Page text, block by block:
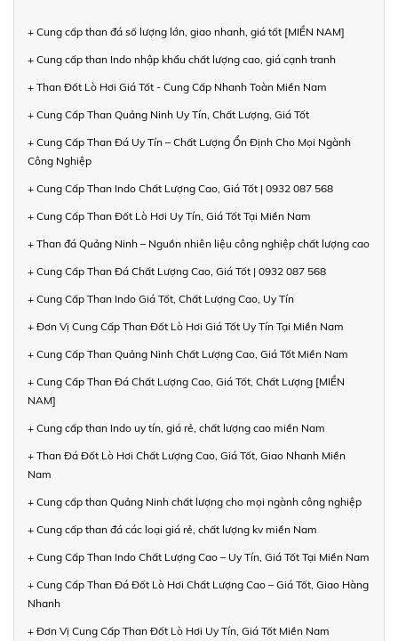
+ Cung cấp than đá số lượng lớn, giao nhanh, giá tốt [MIỀN NAM]
+ Cung cấp than Indo nhập khẩu chất lượng cao, giá cạnh tranh
+ Than Đốt Lò Hơi Giá Tốt - Cung Cấp Nhanh Toàn Miền Nam
+ Cung Cấp Than Quảng Ninh Uy Tín, Chất Lượng, Giá Tốt
+ Cung Cấp Than Đá Uy Tín – Chất Lượng Ổn Định Cho Mọi Ngành
Công Nghiệp
+ Cung Cấp Than Indo Chất Lượng Cao, Giá Tốt | 0932 087 568
+ Cung Cấp Than Đốt Lò Hơi Uy Tín, Giá Tốt Tại Miền Nam
+ Than đá Quảng Ninh – Nguồn nhiên liệu công nghiệp chất lượng cao
+ Cung Cấp Than Đá Chất Lượng Cao, Giá Tốt | 0932 087 568
+ Cung Cấp Than Indo Giá Tốt, Chất Lượng Cao, Uy Tín
+ Đơn Vị Cung Cấp Than Đốt Lò Hơi Giá Tốt Uy Tín Tại Miền Nam
+ Cung Cấp Than Quảng Ninh Chất Lượng Cao, Giá Tốt Miền Nam
+ Cung Cấp Than Đá Chất Lượng Cao, Giá Tốt, Chất Lượng [MIỀN
NAM]
+ Cung cấp than Indo uy tín, giá rẻ, chất lượng cao miền Nam
+ Than Đá Đốt Lò Hơi Chất Lượng Cao, Giá Tốt, Giao Nhanh Miền
Nam
+ Cung cấp than Quảng Ninh chất lượng cho mọi ngành công nghiệp
+ Cung cấp than đá các loại giá rẻ, chất lượng kv miền Nam
+ Cung Cấp Than Indo Chất Lượng Cao – Uy Tín, Giá Tốt Tại Miền Nam
+ Cung Cấp Than Đá Đốt Lò Hơi Chất Lượng Cao – Giá Tốt, Giao Hàng
Nhanh
+ Đơn Vị Cung Cấp Than Đốt Lò Hơi Uy Tín, Giá Tốt Miền Nam